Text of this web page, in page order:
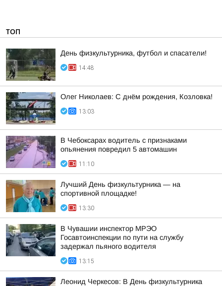
ТОП
День физкультурника, футбол и спасатели!
14:48
Олег Николаев: С днём рождения, Козловка!
13:03
В Чебоксарах водитель с признаками
опьянения повредил 5 автомашин
11:10
Лучший День физкультурника — на
спортивной площадке!
13:30
В Чувашии инспектор МРЭО
Госавтоинспекции по пути на службу
задержал пьяного водителя
13:15
Леонид Черкесов: В День физкультурника